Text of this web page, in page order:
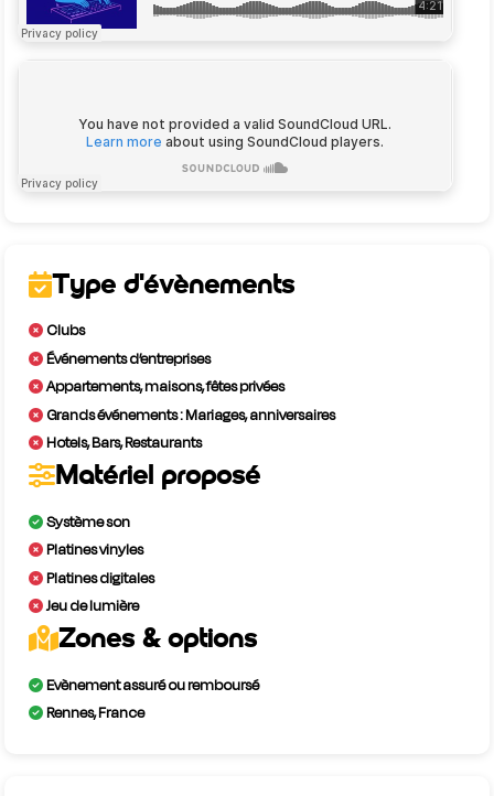
Type d'évènements
Clubs
Événements d’entreprises
Appartements, maisons, fêtes privées
Grands événements : Mariages, anniversaires
Hotels, Bars, Restaurants
Matériel proposé
Système son
Platines vinyles
Platines digitales
Jeu de lumière
Zones & options
Evènement assuré ou remboursé
Rennes, France